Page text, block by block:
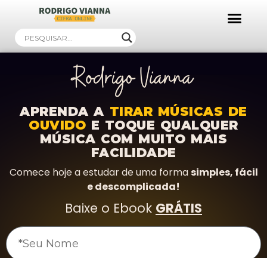
APRENDA A TIRAR MÚSICAS DE
OUVIDO E TOQUE QUALQUER
MÚSICA COM MUITO MAIS
FACILIDADE
Comece hoje a estudar de uma formasimples, fácil
e descomplicada!
Baixe o Ebook GRÁTIS